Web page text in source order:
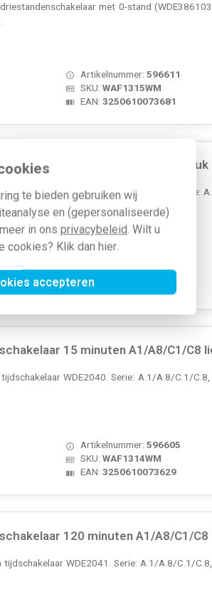
te bieden gebruiken wij
en (gepersonaliseerde)
in ons privacybeleid. Wilt u
cookies? Klik dan hier.
accepteren
met 0-stand
Artikelnummer:596611
SKU:WAF1315WM
EAN:3250610073681
draaischakelaar aan/uit met
aan/uit-draaischakelaar (WDE3862). Serie:
SKU:WAF1318WM
EAN:
15 minuten A1/A8/C1/C8
WDE2040. Serie: A.1/A.8/C.1/
Artikelnummer:596605
SKU:WAF1314WM
EAN:3250610073629
120 minuten A1/A8/C1/
WDE2041. Serie: A.1/A.8/C.1/